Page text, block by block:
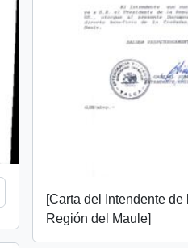
Añadir al portapapeles
[Carta del Intendente de
Región del Maule]